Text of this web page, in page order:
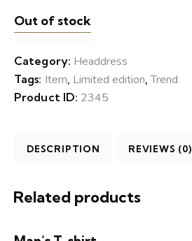
Out of stock
Category: Headdress
Tags: Item Limited edition ,Trend
Product ID: 2345
DESCRIPTION REVIEWS (0)
Related products